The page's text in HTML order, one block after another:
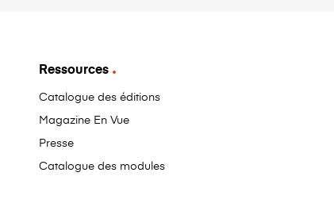
Ressources
Catalogue des éditions
Magazine En Vue
Presse
Catalogue des modules